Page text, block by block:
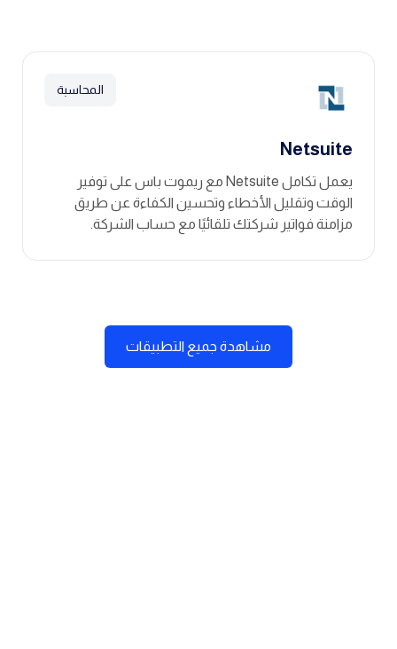
Netsuite
المحاسبة
يعمل تكامل Netsuite مع ريموت باس على توفير
الوقت وتقليل الأخطاء وتحسين الكفاءة عن طريق
مزامنة فواتير شركتك تلقائيًا مع حساب الشركة.
مشاهدة جميع التطبيقات